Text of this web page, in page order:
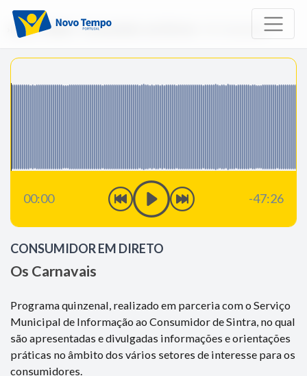
Início Rádio Consumidor em Direto Os Carnavais
00:00 -47:26
CONSUMIDOR EM DIRETO
Os Carnavais
Programa quinzenal, realizado em parceria com o Serviço
Municipal de Informação ao Consumidor de Sintra, no qual
são apresentadas e divulgadas informações e orientações
práticas no âmbito dos vários setores de interesse para os
consumidores.